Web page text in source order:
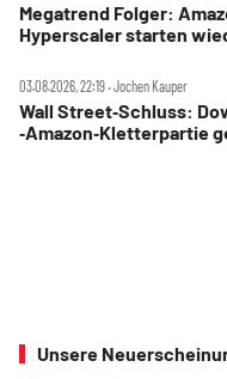
Megatrend Folger:
Hyperscaler starten
03.08.2026, 22:19 ‧ Jochen Kauper
Wall Street‑Schluss:
‑Amazon‑Kletterpartie
Unsere